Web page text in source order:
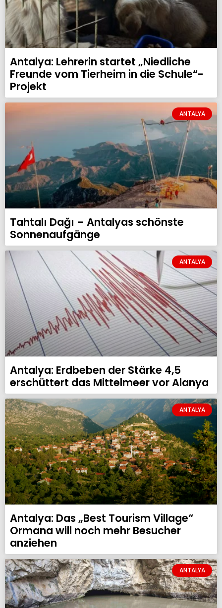
Antalya: Lehrerin startet „Niedliche
Freunde vom Tierheim in die Schule“-
Projekt
ANTALYA
Tahtalı Dağı – Antalyas schönste
Sonnenaufgänge
ANTALYA
Antalya: Erdbeben der Stärke 4,5
erschüttert das Mittelmeer vor Alanya
ANTALYA
Antalya: Das „Best Tourism Village“
Ormana will noch mehr Besucher
anziehen
ANTALYA